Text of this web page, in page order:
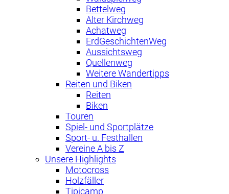
Bettelweg
Alter Kirchweg
Achatweg
ErdGeschichtenWeg
Aussichtsweg
Quellenweg
Weitere Wandertipps
Reiten und Biken
Reiten
Biken
Touren
Spiel- und Sportplätze
Sport- u. Festhallen
Vereine A bis Z
Unsere Highlights
Motocross
Holzfäller
Tipicamp